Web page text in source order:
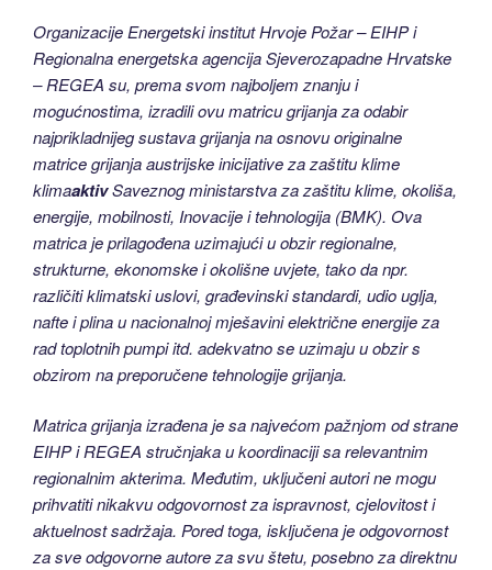
Organizacije Energetski institut Hrvoje Požar – EIHP i
Regionalna energetska agencija Sjeverozapadne Hrvatske
– REGEA su, prema svom najboljem znanju i
mogućnostima, izradili ovu matricu grijanja za odabir
najprikladnijeg sustava grijanja na osnovu originalne
matrice grijanja austrijske inicijative za zaštitu klime
klimaaktivSaveznog ministarstva za zaštitu klime, okoliša,
energije, mobilnosti, Inovacije i tehnologija (BMK). Ova
matrica je prilagođena uzimajući u obzir regionalne,
strukturne, ekonomske i okolišne uvjete, tako da npr.
različiti klimatski uslovi, građevinski standardi, udio uglja,
nafte i plina u nacionalnoj mješavini električne energije za
rad toplotnih pumpi itd. adekvatno se uzimaju u obzir s
obzirom na preporučene tehnologije grijanja.
Matrica grijanja izrađena je sa najvećom pažnjom od strane
EIHP i REGEA stručnjaka u koordinaciji sa relevantnim
regionalnim akterima. Međutim, uključeni autori ne mogu
prihvatiti nikakvu odgovornost za ispravnost, cjelovitost i
aktuelnost sadržaja. Pored toga, isključena je odgovornost
za sve odgovorne autore za svu štetu, posebno za direktnu